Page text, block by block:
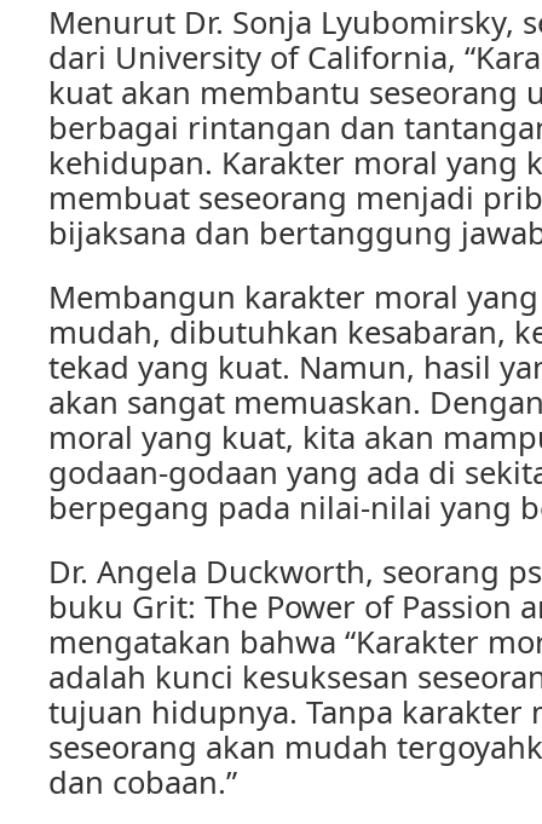
Menurut Dr. Sonja Lyubomirsky,
dari University of California,
kuat akan membantu seseorang
berbagai rintangan dan
kehidupan. Karakter moral yang
membuat seseorang menjadi
bijaksana dan bertanggung
Membangun karakter moral
mudah, dibutuhkan kesabaran,
tekad yang kuat. Namun, hasil
akan sangat memuaskan.
moral yang kuat, kita akan
godaan-godaan yang ada di
berpegang pada nilai-nilai yang
Dr. Angela Duckworth, seorang
buku Grit: The Power of Passion
mengatakan bahwa “Karakter
adalah kunci kesuksesan
tujuan hidupnya. Tanpa karakter
seseorang akan mudah
dan cobaan.”